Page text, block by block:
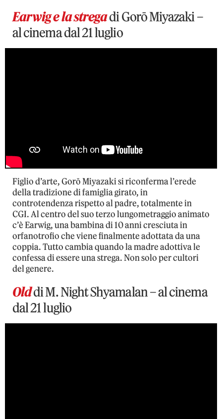
Earwig e la stregadi Gorō Miyazaki –
al cinema dal 21 luglio
Figlio d’arte, Gorō Miyazaki si riconferma l’erede
della tradizione di famiglia girato, in
controtendenza rispetto al padre, totalmente in
CGI. Al centro del suo terzo lungometraggio animato
c’è Earwig, una bambina di 10 anni cresciuta in
orfanotrofio che viene finalmente adottata da una
coppia. Tutto cambia quando la madre adottiva le
confessa di essere una strega. Non solo per cultori
del genere.
Olddi M. Night Shyamalan – al cinema
dal 21 luglio